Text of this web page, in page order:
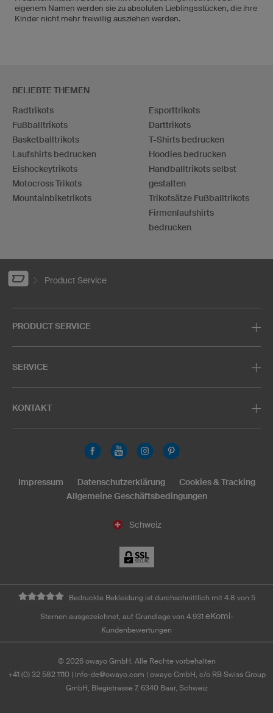
eigenem Namen werden sie zu absoluten Lieblingsstücken, die ihre
Kinder nicht mehr freiwillig ausziehen werden.
BELIEBTE THEMEN
Radtrikots
Fußballtrikots
Basketballtrikots
Laufshirts bedrucken
Eishockeytrikots
Motocross Trikots
Mountainbiketrikots
Esporttrikots
Darttrikots
T-Shirts bedrucken
Hoodies bedrucken
Handballtrikots selbst
gestalten
Trikotsätze Fußballtrikots
Firmenlaufshirts
bedrucken
Product Service
PRODUCT SERVICE
SERVICE
KONTAKT
Schweiz
Impressum Datenschutzerklärung
Cookies & Tracking
Allgemeine Geschäftsbedingungen
Bedruckte Bekleidung ist durchschnittlich mit 4.8 von 5
Sternen ausgezeichnet, auf Grundlage von 4.931 eKomi-
Kundenbewertungen
© 2026owayo GmbH. Alle Rechte vorbehalten
+41 (0) 32 582 1110| info-de@owayo.com | owayo GmbH, c/o RB Swiss Group
GmbH, Blegistrasse 7, 6340 Baar, Schweiz